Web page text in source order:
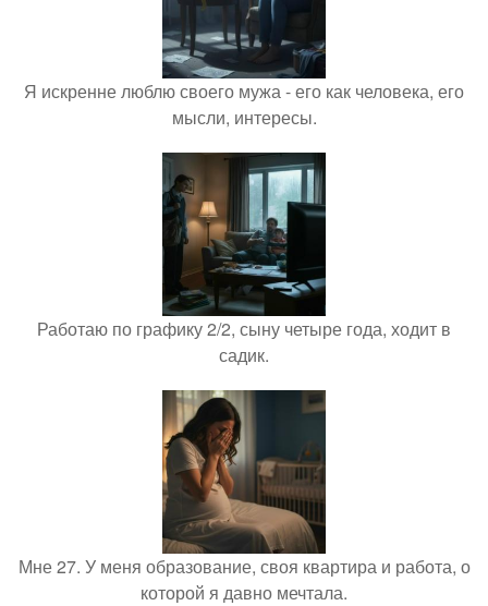
Я искренне люблю своего мужа - его как человека, его
мысли, интересы.
Работаю по графику 2/2, сыну четыре года, ходит в
садик.
Мне 27. У меня образование, своя квартира и работа, о
которой я давно мечтала.